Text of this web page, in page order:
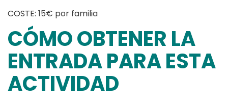
COSTE: 15€ por familia
CÓMO OBTENER LA
ENTRADA PARA ESTA
ACTIVIDAD